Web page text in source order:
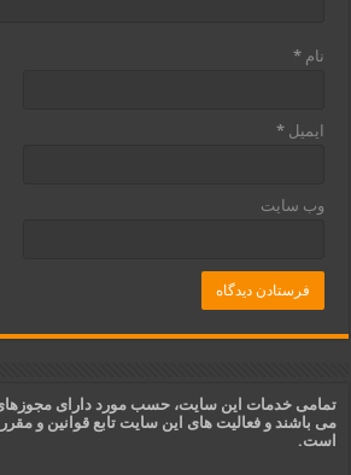
نام*
ایمیل*
وب‌ سایت
تمامی خدمات این سایت، حسب مورد دارای مجوزهای
می باشند و فعالیت های این سایت تابع قوانین و
است.